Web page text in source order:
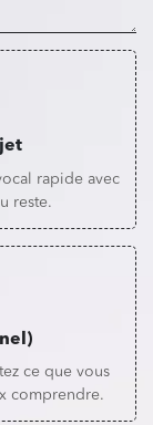
rapide avec
reste.
ce que vous
comprendre.